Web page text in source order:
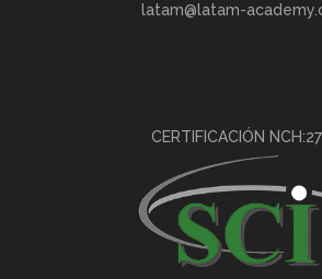
latam@latam-
CERTIFICACIÓN